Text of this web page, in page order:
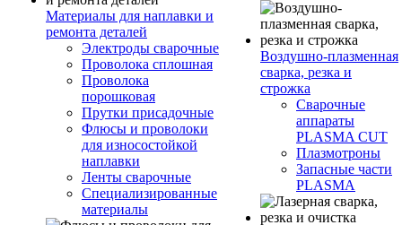
Материалы для наплавки и
ремонта деталей
Электроды сварочные
Проволока сплошная
Проволока
порошковая
Прутки присадочные
Флюсы и проволоки
для износостойкой
наплавки
Ленты сварочные
Специализированные
материалы
Воздушно-плазменная
сварка, резка и
строжка
Сварочные
аппараты
PLASMA CUT
Плазмотроны
Запасные части
PLASMA